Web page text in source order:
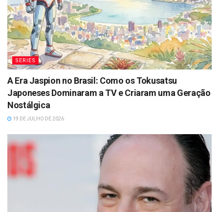
SERIES
A Era Jaspion no Brasil: Como os Tokusatsu
Japoneses Dominaram a TV e Criaram uma Geração
Nostálgica
19 DE JULHO DE 2026